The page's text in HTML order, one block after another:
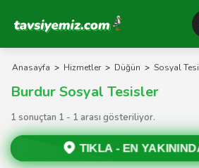
Tavsiyemiz Anasayfa
Anasayfa > Hizmetler > Düğün > Sosyal
Burdur Sosyal Tesisler
1 sonuçtan 1 - 1 arası gösteriliyor.
TIKLA - EN